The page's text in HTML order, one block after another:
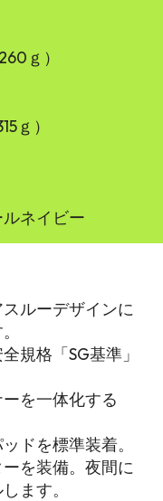
ｇ）
ｇ）
ネイビー
ルーデザインに
規格「SG基準」
を一体化する
ドを標準装着。
を装備。夜間に
ます。